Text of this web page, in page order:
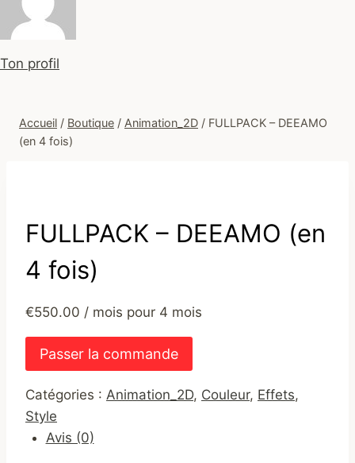
Ton profil
Accueil / Boutique / Animation_2D / FULLPACK – DEEAMO
(en 4 fois)
FULLPACK – DEEAMO (en
4 fois)
€550.00 / mois pour 4 mois
quantité
de
FULLPACK
-
DEEAMO
Passer la commande
Catégories : Animation_2D, Couleur, Effets,
Style
Avis (0)